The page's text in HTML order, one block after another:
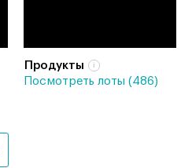
Продукты
Посмотреть лоты (486)